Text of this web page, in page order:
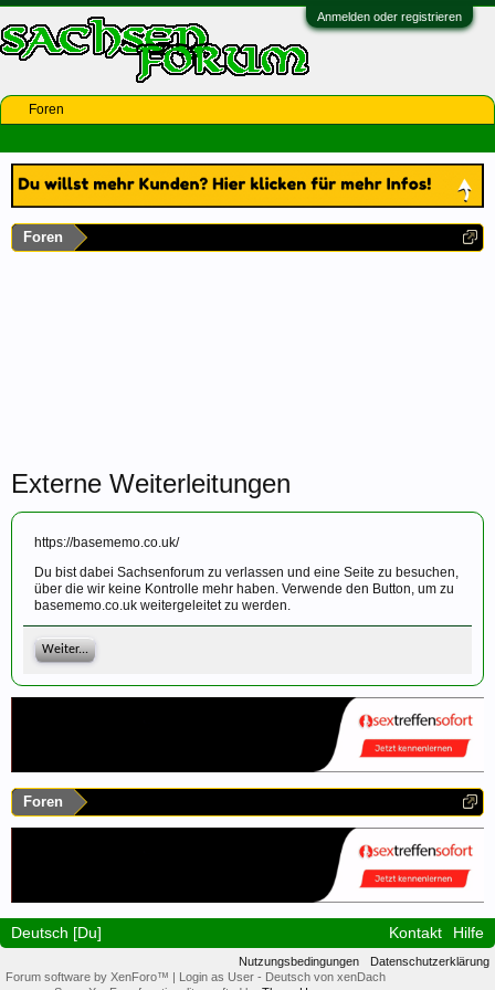
Anmelden oder registrieren
Foren
Externe Weiterleitungen
https://basememo.co.uk/
Du bist dabei Sachsenforum zu verlassen und eine Seite zu besuchen,
über die wir keine Kontrolle mehr haben. Verwende den Button, um zu
basememo.co.uk weitergeleitet zu werden.
Weiter...
Foren
Foren
Deutsch [Du] Kontakt Hilfe
Nutzungsbedingungen
Datenschutzerklärung
Forum software by XenForo™ | Login as User - Deutsch von xenDach